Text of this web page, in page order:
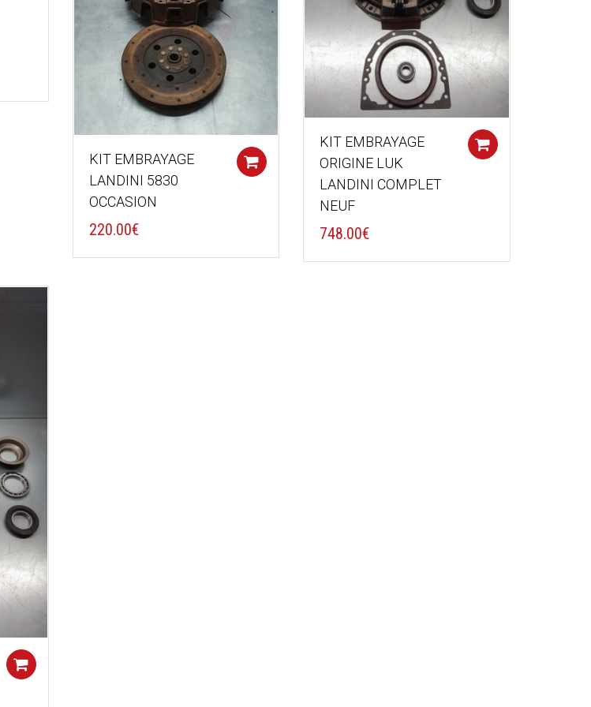
KIT EMBRAYAGE
LANDINI 5830
OCCASION
220.00€
Add to cart
KIT EMBRAYAGE
ORIGINE LUK
LANDINI COMPLET
NEUF
748.00€